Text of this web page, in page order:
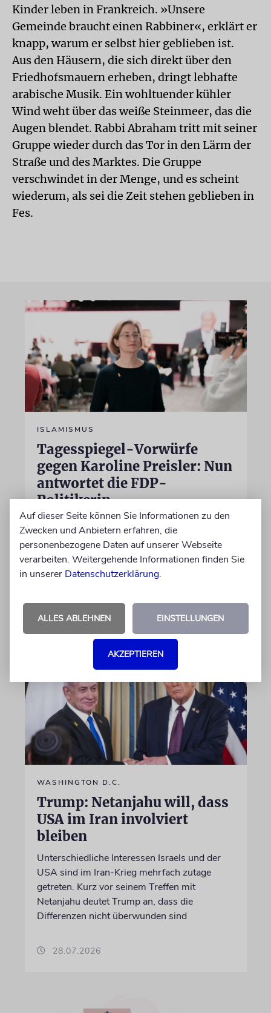
Kinder leben in Frankreich. »Unsere
Gemeinde braucht einen Rabbiner«, erklärt er
knapp, warum er selbst hier geblieben ist.
Aus den Häusern, die sich direkt über den
Friedhofsmauern erheben, dringt lebhafte
arabische Musik. Ein wohltuender kühler
Wind weht über das weiße Steinmeer, das die
Augen blendet. Rabbi Abraham tritt mit seiner
Gruppe wieder durch das Tor in den Lärm der
Straße und des Marktes. Die Gruppe
verschwindet in der Menge, und es scheint
wiederum, als sei die Zeit stehen geblieben in
Fes.
ISLAMISMUS
Tagesspiegel-Vorwürfe
gegen Karoline Preisler: Nun
antwortet die FDP-
Politikerin
Hatte sie einen jungen Mann wegen einer
Vornamensgleichheit zu Unrecht als CSD-
Attentäter verdächtigt? Preisler widerspricht
und beklagt, die Zeitung habe sie nicht zu
Wort kommen lassen
30.07.2026
WASHINGTON D.C.
Trump: Netanjahu will, dass
USA im Iran involviert
bleiben
Unterschiedliche Interessen Israels und der
USA sind im Iran-Krieg mehrfach zutage
getreten. Kurz vor seinem Treffen mit
Netanjahu deutet Trump an, dass die
Differenzen nicht überwunden sind
28.07.2026
Auf dieser Seite können Sie Informationen zu den
Zwecken und Anbietern erfahren, die
personenbezogene Daten auf unserer Webseite
verarbeiten. Weitergehende Informationen finden Sie
in unserer Datenschutzerklärung.
ALLES ABLEHNEN EINSTELLUNGEN
AKZEPTIEREN